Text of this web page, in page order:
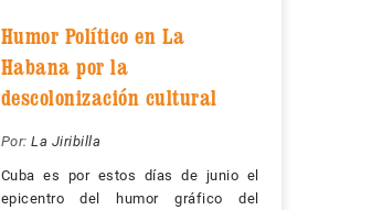
Humor Político en La
Habana por la
descolonización cultural
Por: La Jiribilla
Cuba es por estos días de junio el
epicentro del humor gráfico del